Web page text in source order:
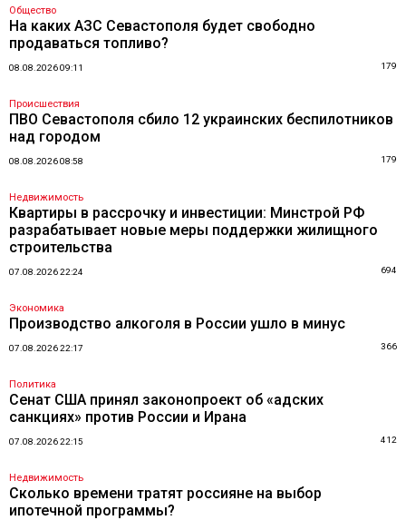
Общество
На каких АЗС Севастополя будет свободно
продаваться топливо?
08.08.2026 09:11 179
Происшествия
ПВО Севастополя сбило 12 украинских беспилотников
над городом
08.08.2026 08:58 179
Недвижимость
Квартиры в рассрочку и инвестиции: Минстрой РФ
разрабатывает новые меры поддержки жилищного
строительства
07.08.2026 22:24 694
Экономика
Производство алкоголя в России ушло в минус
07.08.2026 22:17 366
Политика
Сенат США принял законопроект об «адских
санкциях» против России и Ирана
07.08.2026 22:15 412
Недвижимость
Сколько времени тратят россияне на выбор
ипотечной программы?